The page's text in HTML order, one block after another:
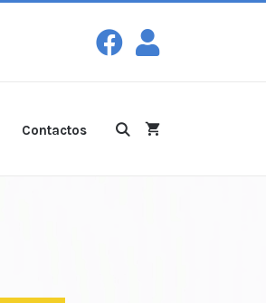
Entregas gratuitas com peso máximo de 30kg
Contactos